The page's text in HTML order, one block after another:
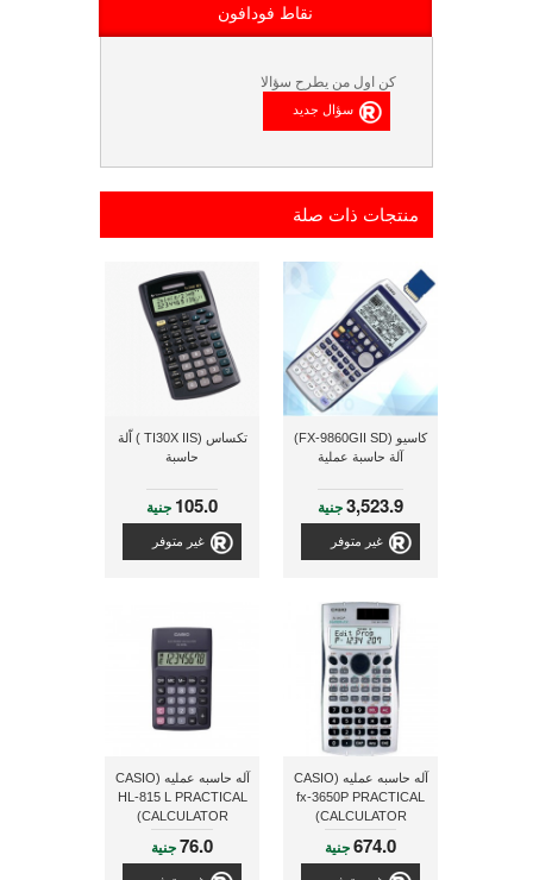
نقاط فودافون
كن اول من يطرح سؤالا
منتجات ذات صلة
كاسيو (FX-9860GII SD)
آلة حاسبة عملية
3,523.9جنية
غير متوفر
تكساس (TI30X IIS ) اّلة
حاسبة
105.0 جنية
غير متوفر
آله حاسبه عمليه (CASIO
fx-3650P PRACTICAL
CALCULATOR)
674.0جنية
آله حاسبه عمليه (CASIO
HL-815 L PRACTICAL
CALCULATOR)
76.0جنية